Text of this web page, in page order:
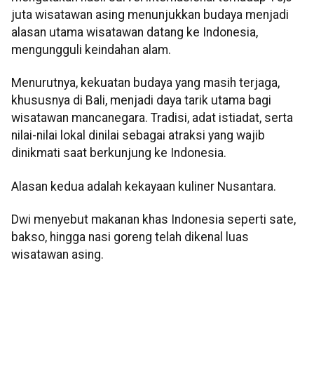
juta wisatawan asing menunjukkan budaya menjadi
alasan utama wisatawan datang ke Indonesia,
mengungguli keindahan alam.
Menurutnya, kekuatan budaya yang masih terjaga,
khususnya di Bali, menjadi daya tarik utama bagi
wisatawan mancanegara. Tradisi, adat istiadat, serta
nilai-nilai lokal dinilai sebagai atraksi yang wajib
dinikmati saat berkunjung ke Indonesia.
Alasan kedua adalah kekayaan kuliner Nusantara.
Dwi menyebut makanan khas Indonesia seperti sate,
bakso, hingga nasi goreng telah dikenal luas
wisatawan asing.